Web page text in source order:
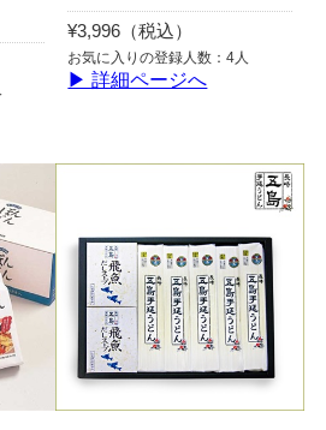
¥3,996（税込）
お気に入りの登録人数：4人
▶ 詳細ページへ